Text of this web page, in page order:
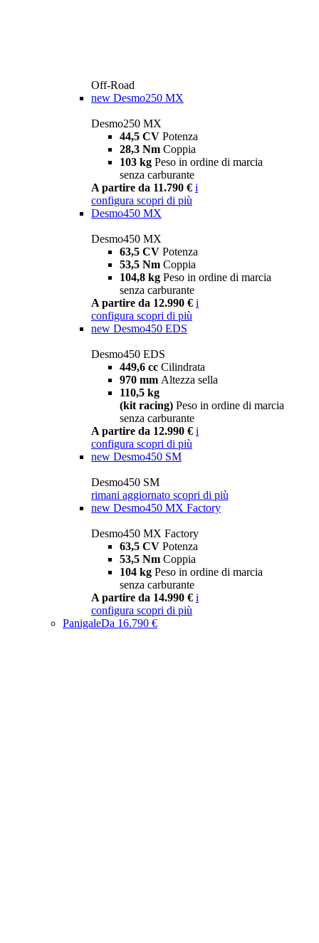
Off-Road
new Desmo250 MX
Desmo250 MX
44,5 CV Potenza
28,3 Nm Coppia
103 kg Peso in ordine di marcia
senza carburante
A partire da 11.790 € i
configura scopri di più
Desmo450 MX
Desmo450 MX
63,5 CV Potenza
53,5 Nm Coppia
104,8 kg Peso in ordine di marcia
senza carburante
A partire da 12.990 € i
configura scopri di più
new Desmo450 EDS
Desmo450 EDS
449,6 cc Cilindrata
970 mm Altezza sella
110,5 kg
(kit racing) Peso in ordine di marcia
senza carburante
A partire da 12.990 € i
configura scopri di più
new Desmo450 SM
Desmo450 SM
rimani aggiornato scopri di più
new Desmo450 MX Factory
Desmo450 MX Factory
63,5 CV Potenza
53,5 Nm Coppia
104 kg Peso in ordine di marcia
senza carburante
A partire da 14.990 € i
configura scopri di più
PanigaleDa 16.790 €